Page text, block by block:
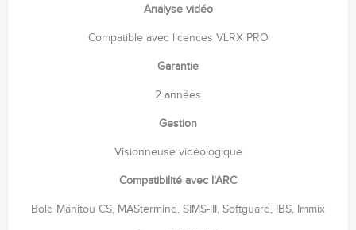
Analyse vidéo
Compatible avec licences VLRX PRO
Garantie
2 années
Gestion
Visionneuse vidéologique
Compatibilité avec l'ARC
Bold Manitou CS, MAStermind, SIMS-III, Softguard, IBS, Immix